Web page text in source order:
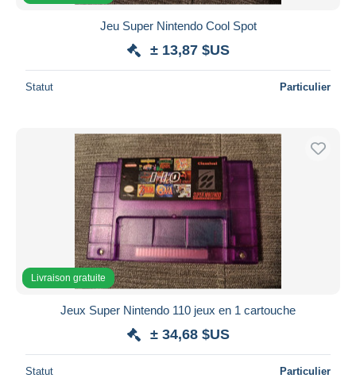
Jeu Super Nintendo Cool Spot
± 13,87 $US
Statut Particulier
Livraison gratuite
Jeux Super Nintendo 110 jeux en 1 cartouche
± 34,68 $US
Statut Particulier